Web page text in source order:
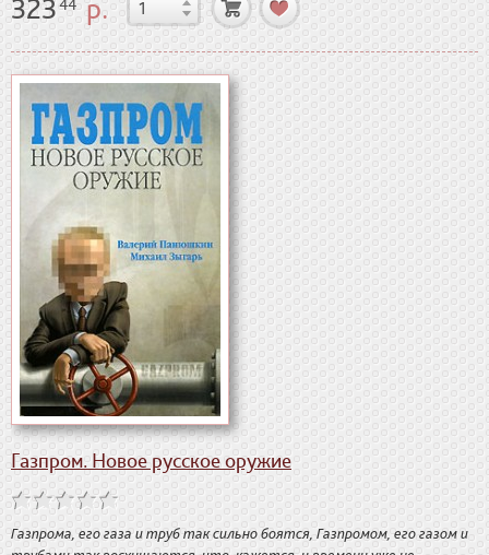
32344 р.
Газпром. Новое русское оружие
Газпрома, его газа и труб так сильно боятся, Газпромом, его газом и